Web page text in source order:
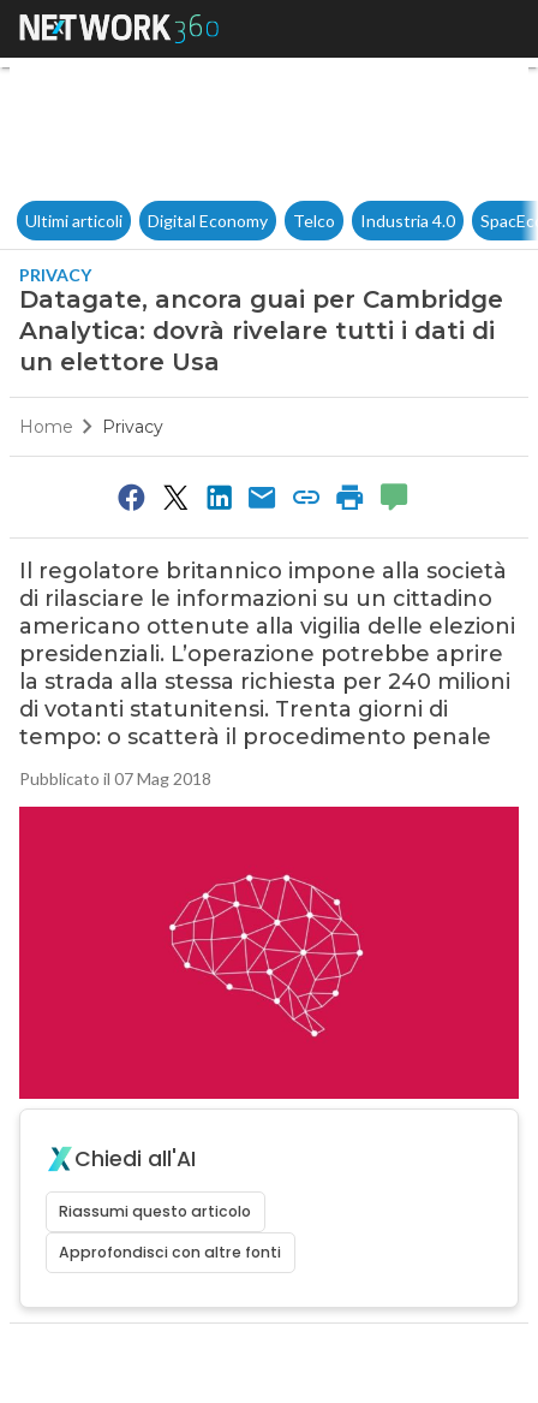
Datagate, ancora guai per
Ultimi articoli Digital Economy Telco Industria 4.0
PRIVACY
Datagate, ancora guai per Cambridge
Analytica: dovrà rivelare tutti i dati di
un elettore Usa
Home Privacy
Il regolatore britannico impone alla società
di rilasciare le informazioni su un cittadino
americano ottenute alla vigilia delle elezioni
presidenziali. L’operazione potrebbe aprire
la strada alla stessa richiesta per 240 milioni
di votanti statunitensi. Trenta giorni di
tempo: o scatterà il procedimento penale
Pubblicato il 07 Mag 2018
Chiedi all'AI
Riassumi questo articolo
Approfondisci con altre fonti